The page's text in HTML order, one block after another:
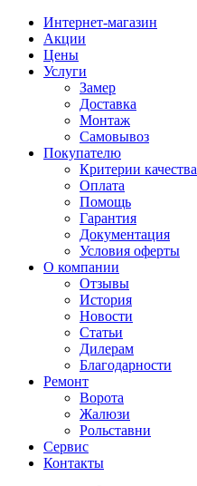
Интернет-магазин
Акции
Цены
Услуги
Замер
Доставка
Монтаж
Самовывоз
Покупателю
Критерии качества
Оплата
Помощь
Гарантия
Документация
Условия оферты
О компании
Отзывы
История
Новости
Статьи
Дилерам
Благодарности
Ремонт
Ворота
Жалюзи
Рольставни
Сервис
Контакты